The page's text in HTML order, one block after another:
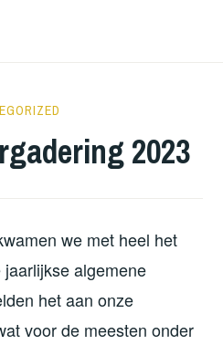
2023
we met heel het
algemene
het aan onze
voor de meesten onder